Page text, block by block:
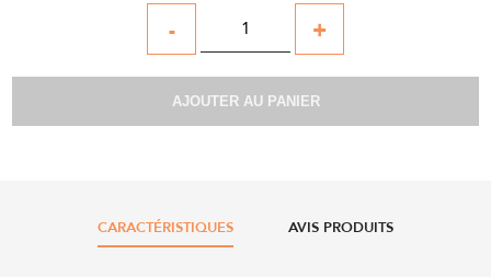
- +
AJOUTER AU PANIER
CARACTÉRISTIQUES AVIS PRODUITS